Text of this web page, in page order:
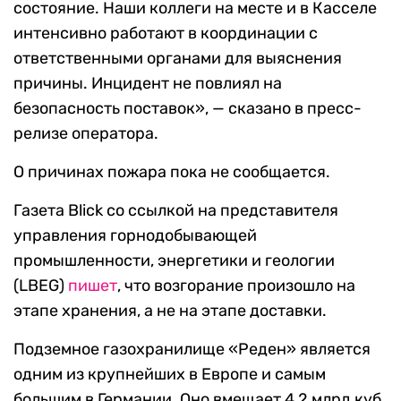
состояние. Наши коллеги на месте и в Касселе
интенсивно работают в координации с
ответственными органами для выяснения
причины. Инцидент не повлиял на
безопасность поставок», — сказано в пресс-
релизе оператора.
О причинах пожара пока не сообщается.
Газета Blick со ссылкой на представителя
управления горнодобывающей
промышленности, энергетики и геологии
(LBEG) пишет, что возгорание произошло на
этапе хранения, а не на этапе доставки.
Подземное газохранилище «Реден» является
одним из крупнейших в Европе и самым